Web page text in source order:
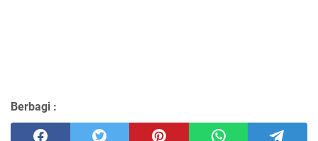
Berbagi :